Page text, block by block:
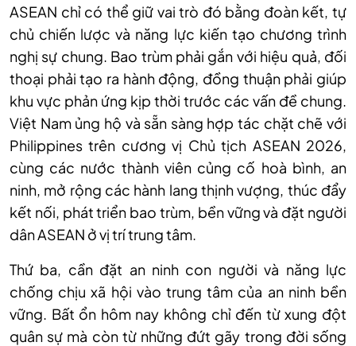
ASEAN chỉ có thể giữ vai trò đó bằng đoàn kết, tự
chủ chiến lược và năng lực kiến tạo chương trình
nghị sự chung. Bao trùm phải gắn với hiệu quả, đối
thoại phải tạo ra hành động, đồng thuận phải giúp
khu vực phản ứng kịp thời trước các vấn đề chung.
Việt Nam ủng hộ và sẵn sàng hợp tác chặt chẽ với
Philippines trên cương vị Chủ tịch ASEAN 2026,
cùng các nước thành viên củng cố hoà bình, an
ninh, mở rộng các hành lang thịnh vượng, thúc đẩy
kết nối, phát triển bao trùm, bền vững và đặt người
dân ASEAN ở vị trí trung tâm.
Thứ ba, cần đặt an ninh con người và năng lực
chống chịu xã hội vào trung tâm của an ninh bền
vững. Bất ổn hôm nay không chỉ đến từ xung đột
quân sự mà còn từ những đứt gãy trong đời sống